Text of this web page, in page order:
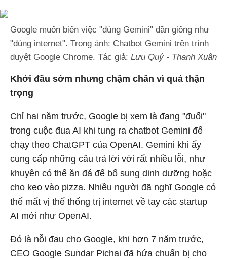
Google muốn biến việc "dùng Gemini" dần giống như
"dùng internet". Trong ảnh: Chatbot Gemini trên trình
duyệt Google Chrome. Tác giả: Lưu Quý - Thanh Xuân
Khởi đầu sớm nhưng chậm chân vì quá thận
trọng
Chỉ hai năm trước, Google bị xem là đang "đuối"
trong cuộc đua AI khi tung ra chatbot Gemini để
chạy theo ChatGPT của OpenAI. Gemini khi ấy
cung cấp những câu trả lời với rất nhiều lỗi, như
khuyên có thể ăn đá để bổ sung dinh dưỡng hoặc
cho keo vào pizza. Nhiều người đã nghĩ Google có
thể mất vị thế thống trị internet về tay các startup
AI mới như OpenAI.
Đó là nỗi đau cho Google, khi hơn 7 năm trước,
CEO Google Sundar Pichai đã hứa chuẩn bị cho